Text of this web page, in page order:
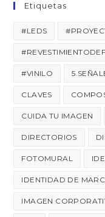
Etiquetas
#LEDS
#VINILO
CLAVES
CUIDA TU IMAGEN
DIRECTORIOS
FOTOMURAL
IDENTIDAD DE
IMAGEN